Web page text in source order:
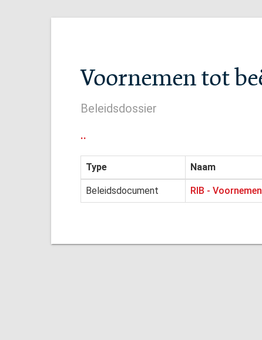
Voornemen tot
Beleidsdossier
..
Type Naam
Beleidsdocument RIB -